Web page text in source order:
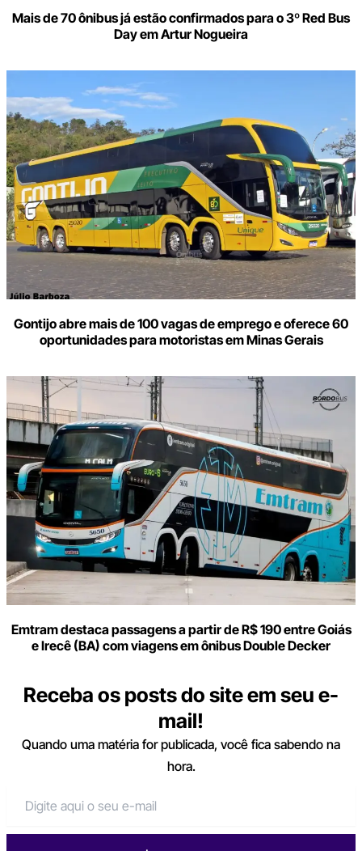
Mais de 70 ônibus já estão confirmados para o 3º Red Bus
Day em Artur Nogueira
Gontijo abre mais de 100 vagas de emprego e oferece 60
oportunidades para motoristas em Minas Gerais
Emtram destaca passagens a partir de R$ 190 entre Goiás
e Irecê (BA) com viagens em ônibus Double Decker
Receba os posts do site em seu e-
mail!
Quando uma matéria for publicada, você fica sabendo na
hora.